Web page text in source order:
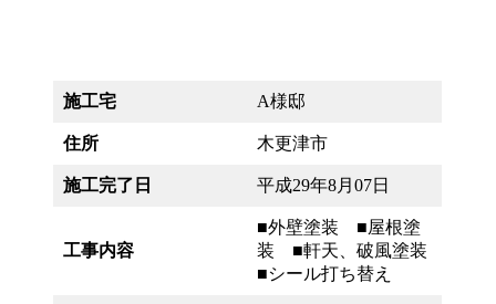
施工宅 A様邸
住所 木更津市
施工完了日 平成29年8月07日
工事内容
■外壁塗装 ■屋根塗
装 ■軒天、破風塗装
■シール打ち替え